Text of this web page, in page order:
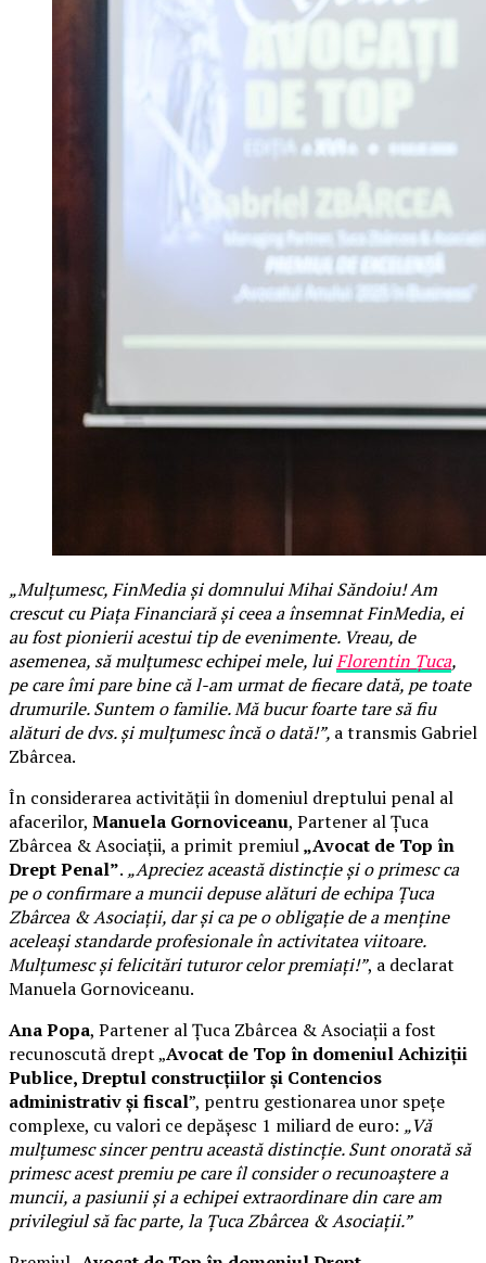
„Mulțumesc, FinMedia și domnului Mihai Săndoiu! Am
crescut cu Piața Financiară și ceea a însemnat FinMedia, ei
au fost pionierii acestui tip de evenimente. Vreau, de
asemenea, să mulțumesc echipei mele, luiFlorentin Țuca,
pe care îmi pare bine că l-am urmat de fiecare dată, pe toate
drumurile. Suntem o familie. Mă bucur foarte tare să fiu
alături de dvs. și mulțumesc încă o dată!”, a transmis Gabriel
Zbârcea.
În considerarea activității în domeniul dreptului penal al
afacerilor, Manuela Gornoviceanu, Partener al Țuca
Zbârcea & Asociații, a primit premiul„Avocat de Top în
Drept Penal”. „Apreciez această distincție și o primesc ca
pe o confirmare a muncii depuse alături de echipa Țuca
Zbârcea & Asociații, dar și ca pe o obligație de a menține
aceleași standarde profesionale în activitatea viitoare.
Mulțumesc și felicitări tuturor celor premiați!”, a declarat
Manuela Gornoviceanu.
Ana Popa, Partener al Țuca Zbârcea & Asociații a fost
recunoscută drept „Avocat de Top în domeniul Achiziții
Publice, Dreptul construcțiilor și Contencios
administrativ și fiscal”, pentru gestionarea unor spețe
complexe, cu valori ce depășesc 1 miliard de euro: „Vă
mulțumesc sincer pentru această distincție. Sunt onorată să
primesc acest premiu pe care îl consider o recunoaștere a
muncii, a pasiunii și a echipei extraordinare din care am
privilegiul să fac parte, la Țuca Zbârcea & Asociații.”